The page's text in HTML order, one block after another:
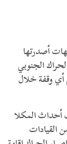
أصدرتها
الجنوبي
أي وقفة خلال
المكلا
القيادات